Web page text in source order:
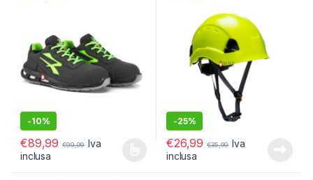
-10%
€89,99 €99,99 Iva
inclusa
Questo prodotto ha più varianti. Le opzioni possono essere
-25%
€26,99 €35,99 Iva
inclusa